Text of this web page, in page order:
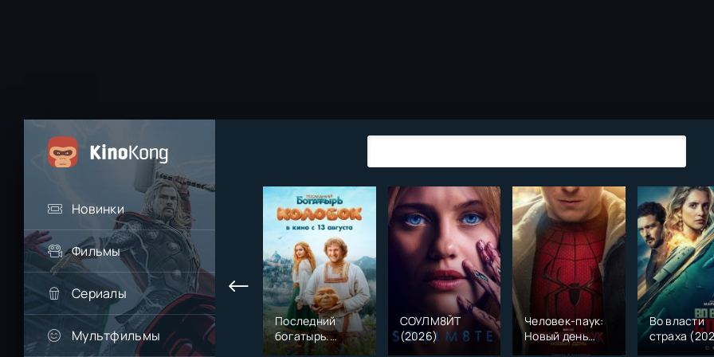
Новинки
Фильмы
Сериалы
Мультфильмы
Последний
богатырь.
Колобок (2026)
СОУЛМ8ЙТ
(2026)
Человек-паук:
Новый день
(2026)
Во власти
страха